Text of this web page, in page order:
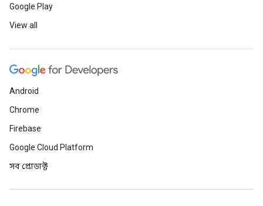
Google Play
View all
Android
Chrome
Firebase
Google Cloud Platform
সব প্রোডাক্ট